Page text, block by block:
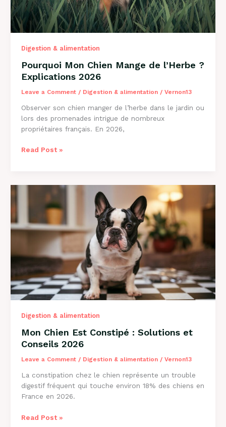
Digestion & alimentation
Pourquoi Mon Chien Mange de l’Herbe ?
Explications 2026
Leave a Comment / Digestion & alimentation/ Vernon13
Observer son chien manger de l’herbe dans le jardin ou
lors des promenades intrigue de nombreux
propriétaires français. En 2026,
Pourquoi
l’Herbe
Explications
2026
Read Post »
Digestion & alimentation
Mon Chien Est Constipé : Solutions et
Conseils 2026
Leave a Comment / Digestion & alimentation/ Vernon13
La constipation chez le chien représente un trouble
digestif fréquent qui touche environ 18% des chiens en
France en 2026.
Mon
Read Post »